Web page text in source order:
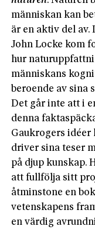
människan kan
är en aktiv del
John Locke kom
hur
människans
beroende av sina
Det går inte att i
denna
Gaukrogers idéer
driver sina teser
på djup kunskap.
att fullfölja sitt
åtminstone en
vetenskapens
en värdig